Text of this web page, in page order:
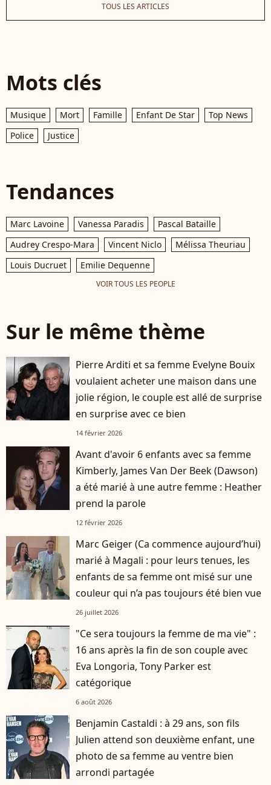
TOUS LES ARTICLES
Mots clés
Musique Mort Famille Enfant De Star
Top News
Police
Justice
Tendances
Marc Lavoine Vanessa Paradis
Pascal Bataille
Audrey Crespo-Mara
Vincent Niclo
Mélissa Theuriau
Louis Ducruet
Emilie Dequenne
VOIR TOUS LES PEOPLE
Sur le même thème
Pierre Arditi et sa femme Evelyne Bouix
voulaient acheter une maison dans une
jolie région, le couple est allé de surprise
en surprise avec ce bien
14 février 2026
Avant d'avoir 6 enfants avec sa femme
Kimberly, James Van Der Beek (Dawson)
a été marié à une autre femme : Heather
prend la parole
12 février 2026
Marc Geiger (Ca commence aujourd’hui)
marié à Magali : pour leurs tenues, les
enfants de sa femme ont misé sur une
couleur qui n’a pas toujours été bien vue
26 juillet 2026
"Ce sera toujours la femme de ma vie" :
16 ans après la fin de son couple avec
Eva Longoria, Tony Parker est
catégorique
6 août 2026
Benjamin Castaldi : à 29 ans, son fils
Julien attend son deuxième enfant, une
photo de sa femme au ventre bien
arrondi partagée